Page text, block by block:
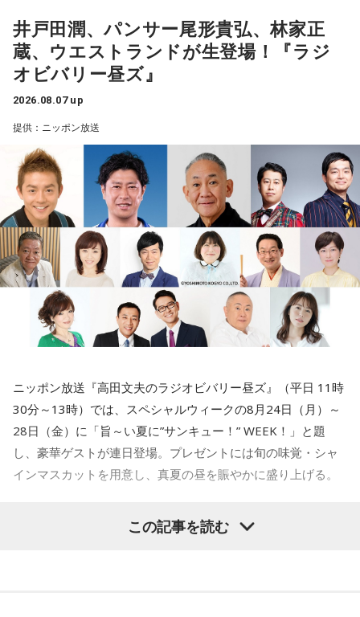
井戸田潤、パンサー尾形貴弘、林家正
蔵、ウエストランドが生登場！『ラジ
オビバリー昼ズ』
2026.08.07 up
提供：ニッポン放送
ニッポン放送『高田文夫のラジオビバリー昼ズ』（平日 11時
30分～13時）では、スペシャルウィークの8月24日（月）～
28日（金）に「旨～い夏に”サンキュー！” WEEK！」と題
し、豪華ゲストが連日登場。プレゼントには旬の味覚・シャ
インマスカットを用意し、真夏の昼を賑やかに盛り上げる。
8月24日（月）はTV番組でのウォーキングロケを観た高田文
この記事を読む